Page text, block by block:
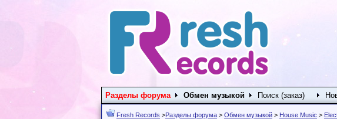
Разделы форума Обмен музыкой Поиск (заказ)
Fresh Records >Разделы форума > Обмен музыкой > House Music >